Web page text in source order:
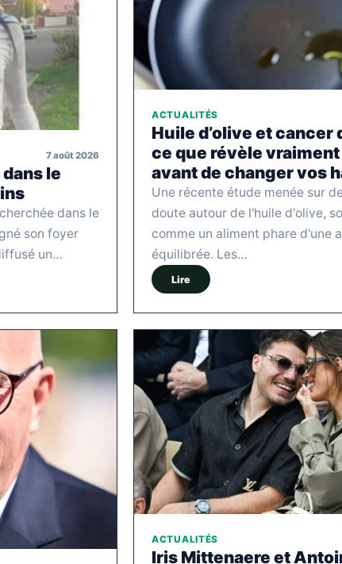
7 août 2026
le
dans le
son foyer
un…
ACTUALITÉS
Huile d’olive et cancer
ce que révèle
avant de changer vos
Une récente étude menée sur
doute autour de l'huile d'olive,
comme un aliment phare d'une
équilibrée. Les…
Lire
ACTUALITÉS
Iris Mittenaere et